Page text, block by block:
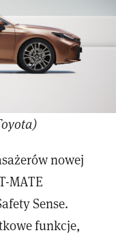
nowej
MATE
Sense.
funkcje,